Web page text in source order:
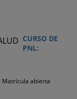
CURSO DE
PNL:
Matrícula abierta